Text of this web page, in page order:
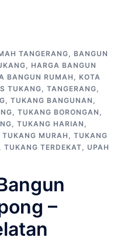
TANGERANG, BANGUN
, HARGA BANGUN
BANGUN RUMAH , KOTA
TUKANG, TANGERANG,
, TUKANG BANGUNAN ,
, TUKANG BORONGAN ,
, TUKANG HARIAN ,
TUKANG MURAH , TUKANG
, TUKANG TERDEKAT, UPAH
–